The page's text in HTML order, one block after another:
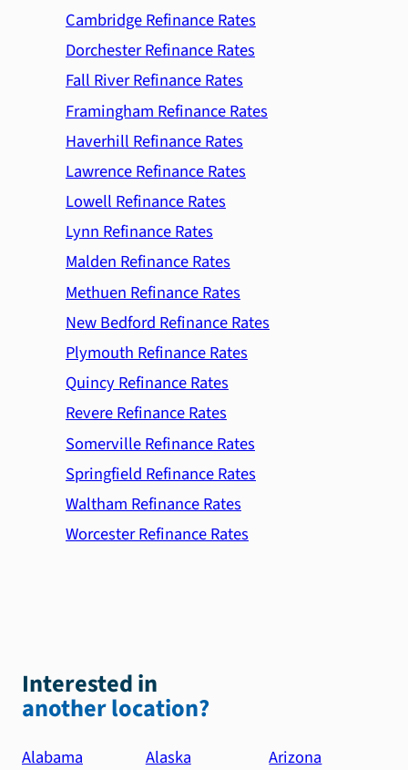
Cambridge Refinance Rates
Dorchester Refinance Rates
Fall River Refinance Rates
Framingham Refinance Rates
Haverhill Refinance Rates
Lawrence Refinance Rates
Lowell Refinance Rates
Lynn Refinance Rates
Malden Refinance Rates
Methuen Refinance Rates
New Bedford Refinance Rates
Plymouth Refinance Rates
Quincy Refinance Rates
Revere Refinance Rates
Somerville Refinance Rates
Springfield Refinance Rates
Waltham Refinance Rates
Worcester Refinance Rates
Interested in
another location?
Alabama Alaska
Arizona